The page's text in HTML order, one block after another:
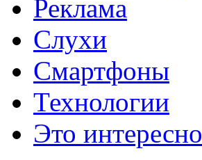
Реклама
Слухи
Смартфоны
Технологии
Это интересно